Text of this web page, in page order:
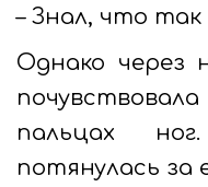
– Знал, что так
Однако через
пальцах
потянулась за